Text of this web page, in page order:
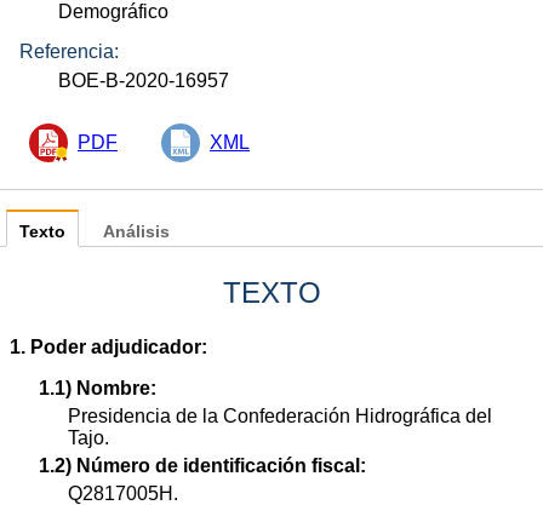
Demográfico
Referencia:
BOE-B-2020-16957
PDF XML
Texto
TEXTO
1. Poder adjudicador:
1.1) Nombre:
Presidencia de la Confederación Hidrográfica del
Tajo.
1.2) Número de identificación fiscal:
Q2817005H.
Análisis